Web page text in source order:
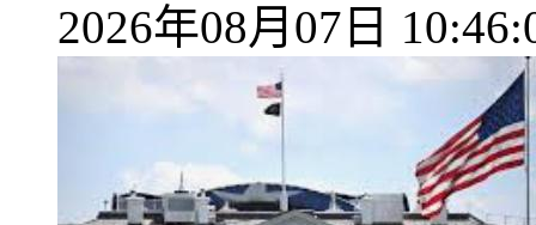
2026年08月07日